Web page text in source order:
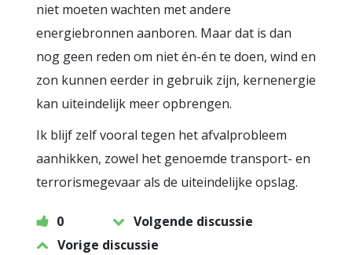
niet moeten wachten met andere
energiebronnen aanboren. Maar dat is dan
nog geen reden om niet én-én te doen, wind en
zon kunnen eerder in gebruik zijn, kernenergie
kan uiteindelijk meer opbrengen.
Ik blijf zelf vooral tegen het afvalprobleem
aanhikken, zowel het genoemde transport- en
terrorismegevaar als de uiteindelijke opslag.
0
Volgende discussie
Vorige discussie